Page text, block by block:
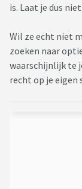
is. Laat je dus
Wil ze echt niet
zoeken naar
waarschijnlijk te
recht op je